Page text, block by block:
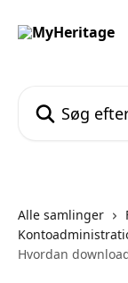
Alle samlinger
Hvordan